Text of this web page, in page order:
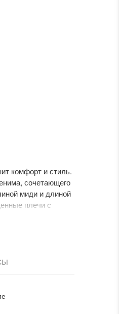
комфорт и стиль.
сочетающего
миди и длиной
плечи с
обеспечивая
и встреч с